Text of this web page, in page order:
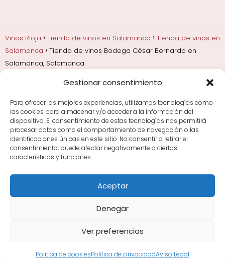
Gestionar consentimiento
Para ofrecer las mejores experiencias, utilizamos tecnologías como
las cookies para almacenar y/o acceder a la información del
dispositivo. El consentimiento de estas tecnologías nos permitirá
procesar datos como el comportamiento de navegación o las
identificaciones únicas en este sitio. No consentir o retirar el
consentimiento, puede afectar negativamente a ciertas
características y funciones.
Aceptar
Denegar
Ver preferencias
Política de cookiesPolítica de privacidadAviso Legal
Vinos Rioja Tienda de vinos en Salamanca
Tienda de vinos en
Salamanca
Tienda de vinos Bodega César Bernardo en
Salamanca, Salamanca
Añadas, crianza y guarda
Bodegas y marcas de
Comprar vino
Rioja y guías de regalo
Cultura del vino y
curiosidades
Enoturismo en Rioja
Maridajes y vino en la mesa
Tiendas de vino por
ciudades
Tipos de Rioja y clasificación
bodegas por área
|Política de Cookies
Sitemap XML· Sitemap HTML